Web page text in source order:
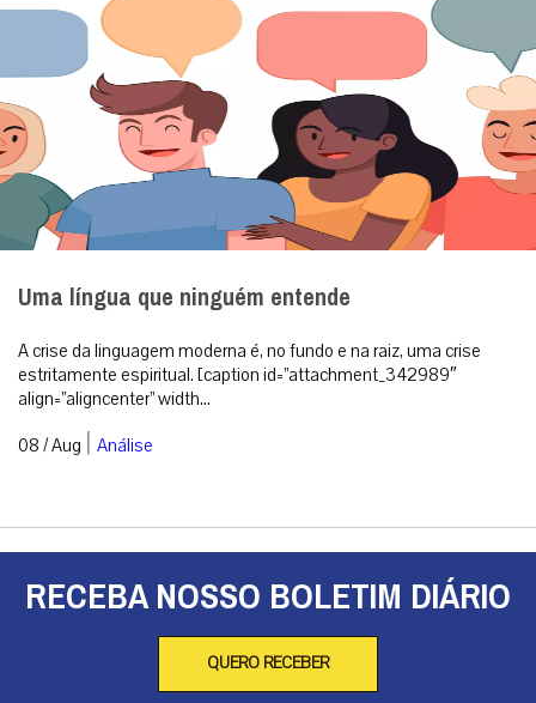
Uma língua que ninguém entende
A crise da linguagem moderna é, no fundo e na raiz, uma crise
estritamente espiritual. [caption id=”attachment_342989″
align=”aligncenter” width...
08 / Aug | Análise
RECEBA NOSSO BOLETIM DIÁRIO
QUERO RECEBER